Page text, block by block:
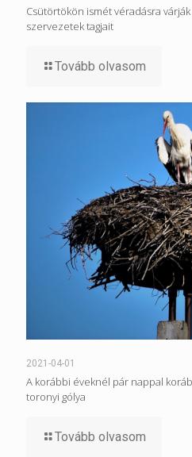
Csütörtökön ismét véradásra
szervezetek tagjait
Tovább olvasom
2021-04-01
A korábbi éveknél pár nappal
toronyi gólya
Tovább olvasom